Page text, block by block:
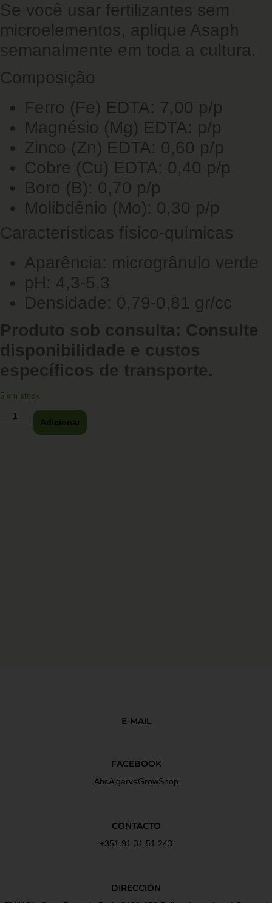
Se você usar fertilizantes sem
microelementos, aplique Asaph
semanalmente em toda a cultura.
Composição
Ferro (Fe) EDTA: 7,00 p/p
Magnésio (Mg) EDTA: p/p
Zinco (Zn) EDTA: 0,60 p/p
Cobre (Cu) EDTA: 0,40 p/p
Boro (B): 0,70 p/p
Molibdênio (Mo): 0,30 p/p
Características físico-químicas
Aparência: microgrânulo verde
pH: 4,3-5,3
Densidade: 0,79-0,81 gr/cc
Produto sob consulta: Consulte
disponibilidade e custos
específicos de transporte.
5 em stock
Adicionar
E-MAIL
FACEBOOK
AbcAlgarveGrowShop
CONTACTO
+351 91 31 51 243
DIRECCIÓN